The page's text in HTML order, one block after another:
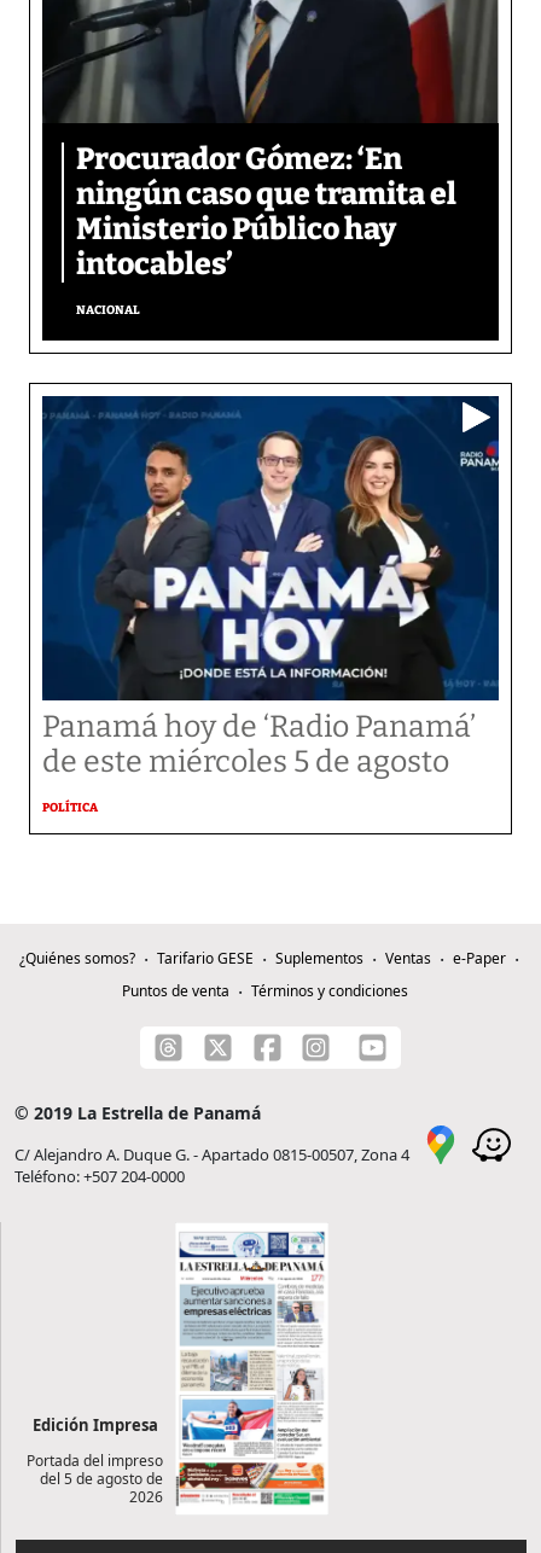
Procurador Gómez: ‘En
ningún caso que tramita el
Ministerio Público hay
intocables’
NACIONAL
Panamá hoy de ‘Radio Panamá’
de este miércoles 5 de agosto
POLÍTICA
¿Quiénes somos? Tarifario GESE Suplementos Ventas
e-Paper
Puntos de venta
Términos y condiciones
© 2019 La Estrella de Panamá
C/ Alejandro A. Duque G. - Apartado 0815-00507, Zona 4
Teléfono: +507 204-0000
Edición Impresa
Portada del impreso
del 5 de agosto de
2026